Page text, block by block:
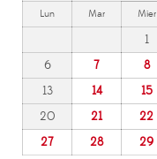
Lun Mar Mier
1
6
7 8
13
14 15
20
21 22
27
28 29